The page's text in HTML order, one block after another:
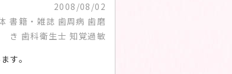
2008/08/02
書籍・雑誌 歯周病 歯磨
き 歯科衛生士 知覚過敏
す。